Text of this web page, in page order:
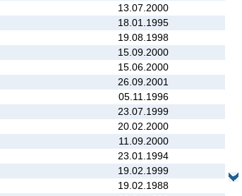
13.07.2000
18.01.1995
19.08.1998
15.09.2000
15.06.2000
26.09.2001
05.11.1996
23.07.1999
20.02.2000
11.09.2000
23.01.1994
19.02.1999
19.02.1988